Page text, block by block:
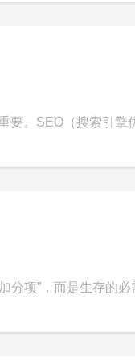
要。SEO（搜索引
分项”，而是生存的